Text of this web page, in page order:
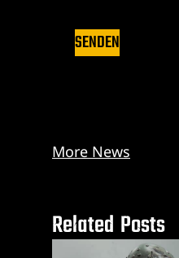
SENDEN
More News
Related Posts